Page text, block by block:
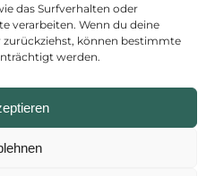
das Surfverhalten oder
verarbeiten. Wenn du deine
können bestimmte
werden.